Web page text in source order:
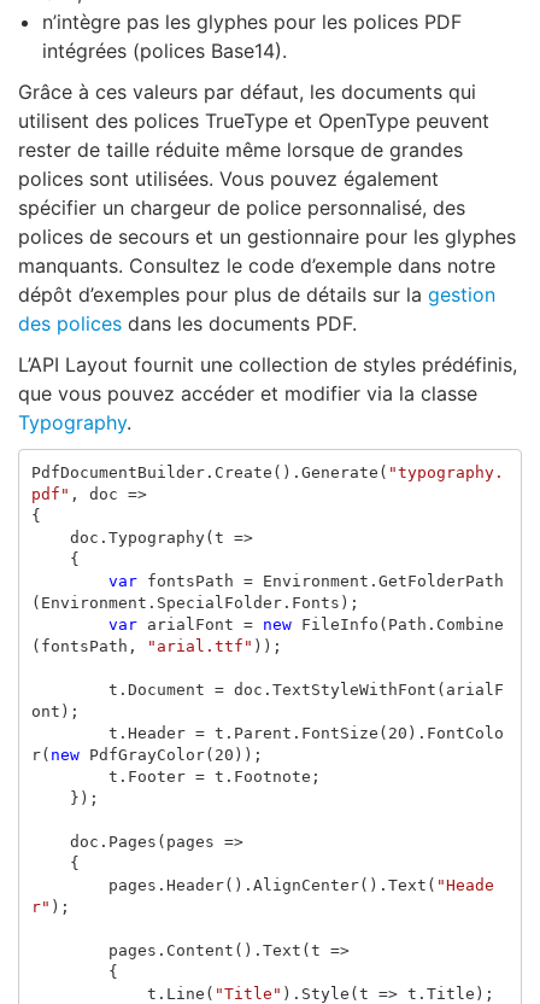
n’intègre pas les glyphes pour les polices PDF
intégrées (polices Base14).
Grâce à ces valeurs par défaut, les documents qui
utilisent des polices TrueType et OpenType peuvent
rester de taille réduite même lorsque de grandes
polices sont utilisées. Vous pouvez également
spécifier un chargeur de police personnalisé, des
polices de secours et un gestionnaire pour les glyphes
manquants. Consultez le code d’exemple dans notre
dépôt d’exemples pour plus de détails sur la gestion
des polices dans les documents PDF.
L’API Layout fournit une collection de styles prédéfinis,
que vous pouvez accéder et modifier via la classe
Typography.
PdfDocumentBuilder. Create (). Generate ( "typography.
pdf" , doc =>
{
doc . Typography( t =>
{
var
fontsPath = Environment . GetFolderPath
( Environment . SpecialFolder. Fonts );
var
arialFont = new FileInfo ( Path . Combine
( fontsPath , "arial.ttf" ));
t . Document = doc . TextStyleWithFont ( arialF
ont );
t . Header = t . Parent . FontSize ( 20 ). FontColo
r( new PdfGrayColor( 20 ));
t . Footer = t . Footnote ;
});
doc . Pages ( pages =>
{
pages . Header(). AlignCenter(). Text ( "Heade
r" );
pages . Content (). Text ( t =>
{
t . Line ( "Title" ). Style ( t => t . Title );